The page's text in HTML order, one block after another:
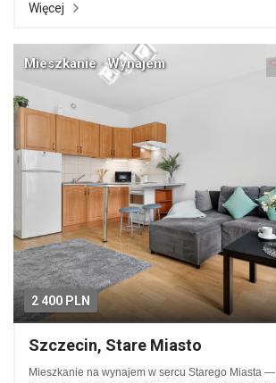
Więcej
2 400 PLN
Mieszkanie · Wynajem
Szczecin, Stare Miasto
Mieszkanie na wynajem w sercu Starego Miasta